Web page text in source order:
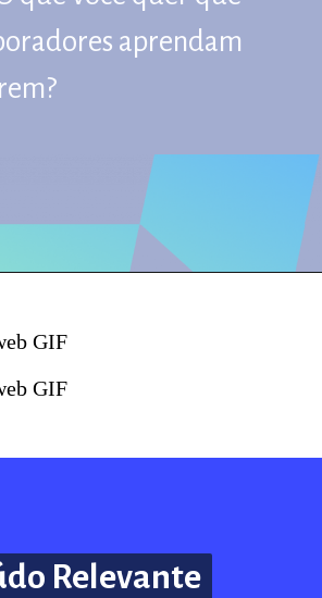
aprendam
aprendam
GIF
GIF
Relevante
Relevante